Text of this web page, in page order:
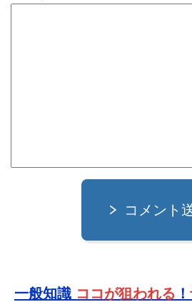
コメント
一般知識 ココが狙われる ！